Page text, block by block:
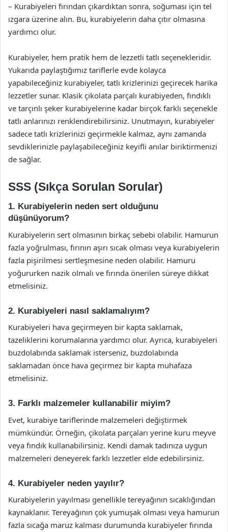
– Kurabiyeleri fırından çıkardıktan sonra, soğuması için tel
ızgara üzerine alın. Bu, kurabiyelerin daha çıtır olmasına
yardımcı olur.
Kurabiyeler, hem pratik hem de lezzetli tatlı seçenekleridir.
Yukarıda paylaştığımız tariflerle evde kolayca
yapabileceğiniz kurabiyeler, tatlı krizlerinizi geçirecek harika
lezzetler sunar. Klasik çikolata parçalı kurabiyeden, fındıklı
ve tarçınlı şeker kurabiyelerine kadar birçok farklı seçenekle
tatlı anlarınızı renklendirebilirsiniz. Unutmayın, kurabiyeler
sadece tatlı krizlerinizi geçirmekle kalmaz, aynı zamanda
sevdiklerinizle paylaşabileceğiniz keyifli anılar biriktirmenizi
de sağlar.
SSS (Sıkça Sorulan Sorular)
1. Kurabiyelerin neden sert olduğunu
düşünüyorum?
Kurabiyelerin sert olmasının birkaç sebebi olabilir. Hamurun
fazla yoğrulması, fırının aşırı sıcak olması veya kurabiyelerin
fazla pişirilmesi sertleşmesine neden olabilir. Hamuru
yoğururken nazik olmalı ve fırında önerilen süreye dikkat
etmelisiniz.
2. Kurabiyeleri nasıl saklamalıyım?
Kurabiyeleri hava geçirmeyen bir kapta saklamak,
tazeliklerini korumalarına yardımcı olur. Ayrıca, kurabiyeleri
buzdolabında saklamak isterseniz, buzdolabında
saklamadan önce hava geçirmez bir kapta muhafaza
etmelisiniz.
3. Farklı malzemeler kullanabilir miyim?
Evet, kurabiye tariflerinde malzemeleri değiştirmek
mümkündür. Örneğin, çikolata parçaları yerine kuru meyve
veya fındık kullanabilirsiniz. Kendi damak tadınıza uygun
malzemeleri deneyerek farklı lezzetler elde edebilirsiniz.
4. Kurabiyeler neden yayılır?
Kurabiyelerin yayılması genellikle tereyağının sıcaklığından
kaynaklanır. Tereyağının çok yumuşak olması veya hamurun
fazla sıcağa maruz kalması durumunda kurabiyeler fırında